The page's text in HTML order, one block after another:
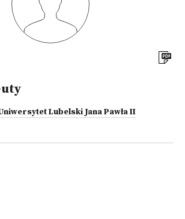
Lubelski Jana Pawła II